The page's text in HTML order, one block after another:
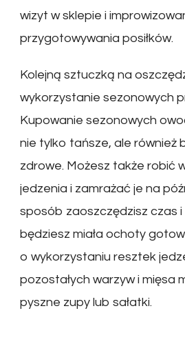
wizyt w sklepie i
przygotowywania posiłków.
Kolejną sztuczką na
wykorzystanie sezonowych
Kupowanie sezonowych
nie tylko tańsze, ale również
zdrowe. Możesz także robić
jedzenia i zamrażać je na
sposób zaoszczędzisz czas
będziesz miała ochoty
o wykorzystaniu resztek
pozostałych warzyw i mięsa
pyszne zupy lub sałatki.